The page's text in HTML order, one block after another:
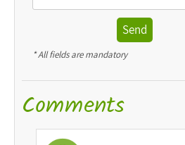
Send
* All fields are mandatory
Comments